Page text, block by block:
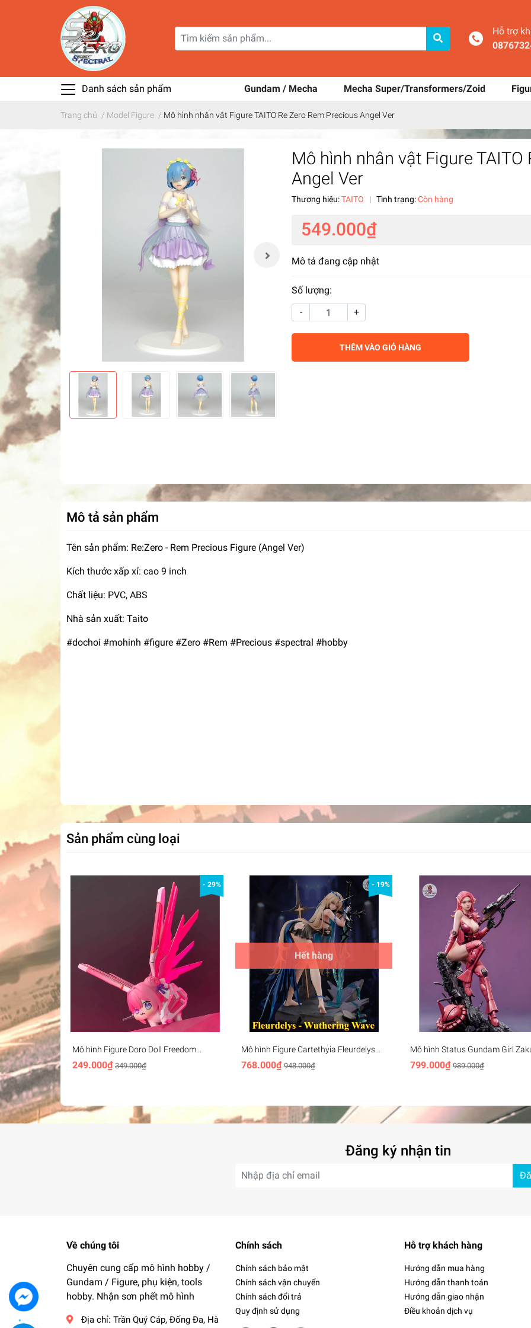
Hỗ trợ
Danh sách sản phẩm Gundam / Mecha Mecha Super/Transformers/Zoid
Trang chủ / Model Figure / Mô hình nhân vật Figure TAITO Re Zero Rem Precious Angel Ver
Mô hình nhân vật Figure TAITO
Angel Ver
Thương hiệu:TAITO | Tình trạng:Còn hàng
549.000₫
Mô tả đang cập nhật
Số lượng:
-
+
THÊM VÀO GIỎ HÀNG
Mô tả sản phẩm
Tên sản phẩm: Re:Zero - Rem Precious Figure (Angel Ver)
Kích thước xấp xỉ: cao 9 inch
Chất liệu: PVC, ABS
Nhà sản xuất: Taito
#dochoi #mohinh #figure #Zero #Rem #Precious #spectral #hobby
Sản phẩm cùng loại
- 29%
Mô hình Figure Doro Doll Freedom
gundam - Dorothy freedom
249.000₫ 349.000₫
- 19%
Hết hàng
Mô hình Figure Cartethyia Fleurdelys
Wuthering Waves (27cm)
768.000₫ 948.000₫
Mô hình Status Gundam Girl
(29cm)
799.000₫ 989.000₫
Đăng ký nhận tin
Về chúng tôi
Chuyên cung cấp mô hình hobby /
Gundam / Figure, phụ kiện, tools
hobby. Nhận sơn phết mô hình
Địa chỉ: Trần Quý Cáp, Đống Đa, Hà
Chính sách
Chính sách bảo mật
Chính sách vận chuyển
Chính sách đổi trả
Quy định sử dụng
Hỗ trợ khách hàng
Hướng dẫn mua hàng
Hướng dẫn thanh toán
Hướng dẫn giao nhận
Điều khoản dịch vụ